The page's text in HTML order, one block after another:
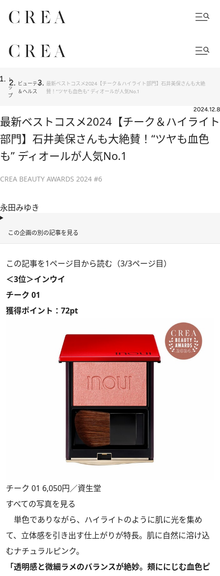
ト
ッ
プ
ビューティ
＆ヘルス
最新ベストコスメ2024【チーク＆ハイライト部門】石井美保さんも大絶
賛！“ツヤも血色も” ディオールが人気No.1
2024.12.8
最新ベストコスメ2024【チーク＆ハイライト
部門】石井美保さんも大絶賛！“ツヤも血色
も” ディオールが人気No.1
CREA BEAUTY AWARDS 2024 #6
永田みゆき
この企画の別の記事を見る
この記事を1ページ目から読む（3/3ページ目）
＜3位＞インウイ
チーク 01
獲得ポイント：72pt
チーク 01 6,050円／資生堂
すべての写真を見る
単色でありながら、ハイライトのように肌に光を集め
て、立体感を引き出す仕上がりが特長。肌に自然に溶け込
むナチュラルピンク。
「透明感と微細ラメのバランスが絶妙。頰ににじむ血色ピ